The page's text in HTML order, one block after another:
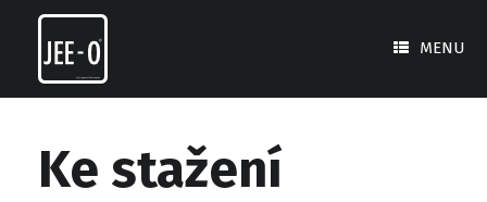
content
MENU
Ke stažení